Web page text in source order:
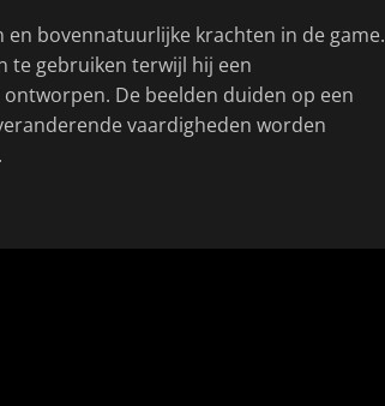
bovennatuurlijke krachten in de game.
te gebruiken terwijl hij een
De beelden duiden op een
vaardigheden worden